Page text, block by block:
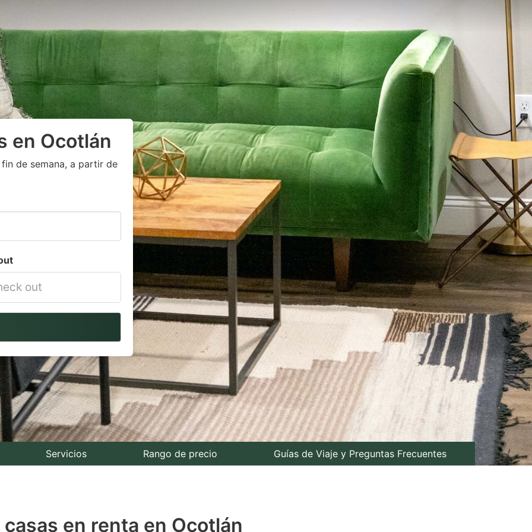
en Ocotlán
de semana, a partir de
Servicios Rango de precio Guías de Viaje y Preguntas Frecuentes
en renta en Ocotlán